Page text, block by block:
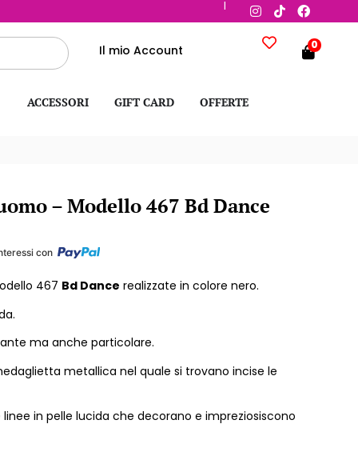
|
Il mio Account 0
ACCESSORI GIFT CARD OFFERTE
– Modello 467 Bd Dance
con
467 Bd Dance realizzate in colore nero.
ma anche particolare.
metallica nel quale si trovano incise le
in pelle lucida che decorano e impreziosiscono